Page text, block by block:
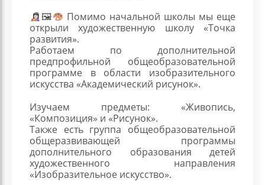
🖼
Помимо начальной школы мы еще
открыли художественную школу «Точка
развития».
Работаем по дополнительной
предпрофильной общеобразовательной
программе в области изобразительного
искусства «Академический рисунок».
Изучаем предметы: «Живопись,
«Композиция» и «Рисунок».
Также есть группа общеобразовательной
общеразвивающей программы
дополнительного образования детей
художественного направления
«Изобразительное искусство».